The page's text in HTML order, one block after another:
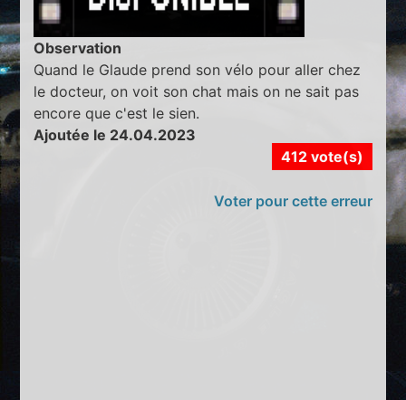
Observation
Quand le Glaude prend son vélo pour aller chez
le docteur, on voit son chat mais on ne sait pas
encore que c'est le sien.
Ajoutée le 24.04.2023
412 vote(s)
Voter pour cette erreur